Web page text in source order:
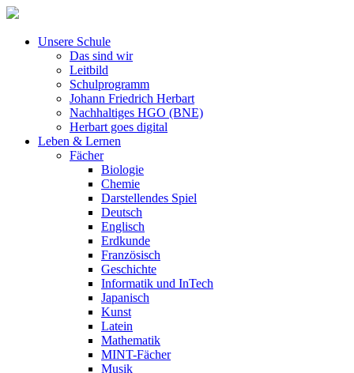
Unsere Schule
Das sind wir
Leitbild
Schulprogramm
Johann Friedrich Herbart
Nachhaltiges HGO (BNE)
Herbart goes digital
Leben & Lernen
Fächer
Biologie
Chemie
Darstellendes Spiel
Deutsch
Englisch
Erdkunde
Französisch
Geschichte
Informatik und InTech
Japanisch
Kunst
Latein
Mathematik
MINT-Fächer
Musik